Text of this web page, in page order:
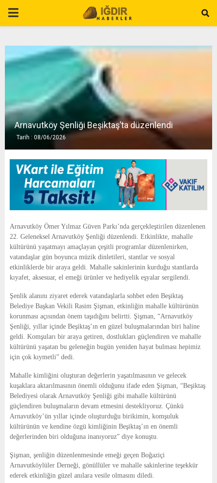
P
I
A
E
N
U
Arnavutköy Şenliği Beşiktaş’ta düzenlendi
Tarih : 08/06/2026
Arnavutköy Ömer Yılmaz Güven Parkı’nda gerçekleştirilen düzenlenen
22. Geleneksel Arnavutköy Şenliği düzenlendi. Etkinlikte, mahalle
kültürünü yaşatmayı amaçlayan çeşitli programlar düzenlenirken,
vatandaşlar gün boyunca müzik dinletileri, stantlar ve sosyal
etkinliklerde bir araya geldi. Mahalle sakinlerinin kurduğu stantlarda
kıyafet, aksesuar, el emeği ürünler ve hediyelik eşyalar sergilendi.
Şenlik alanını ziyaret ederek vatandaşlarla sohbet eden Beşiktaş
Belediye Başkan Vekili Rasim Şişman, etkinliğin mahalle kültürünün
korunması açısından önem taşıdığını belirtti. Şişman, “Arnavutköy
Şenliği, yıllar içinde Beşiktaş’ın en güzel buluşmalarından biri haline
geldi. Komşuları bir araya getiren, dostlukları güçlendiren ve mahalle
kültürünü yaşatan bu geleneğin bugün yeniden hayat bulması hepimiz
için çok kıymetli” dedi.
Mahalle kimliğini oluşturan değerlerin yaşatılmasının ve gelecek
kuşaklara aktarılmasının önemli olduğunu ifade eden Şişman, “Beşiktaş
Belediyesi olarak Arnavutköy Şenliği gibi mahalle kültürünü
güçlendiren buluşmaların devam etmesini destekliyoruz. Çünkü
Arnavutköy’ün yıllar içinde oluşturduğu birikimin, komşuluk
kültürünün ve kendine özgü kimliğinin Beşiktaş’ın en önemli
değerlerinden biri olduğuna inanıyoruz” diye konuştu.
Şişman, şenliğin düzenlenmesinde emeği geçen Boğaziçi
Arnavutköylüler Derneği, gönüllüler ve mahalle sakinlerine teşekkür
ederek etkinliğin güzel anılara vesile olmasını diledi.